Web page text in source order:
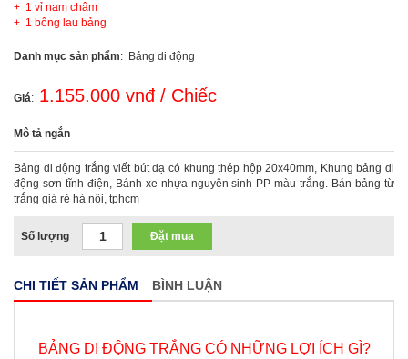
+ 1 vỉ nam châm
+ 1 bông lau bảng
Danh mục sản phẩm: Bảng di động
Giá: 1.155.000 vnđ / Chiếc
Mô tả ngắn
Bảng di động trắng viết bút dạ có khung thép hộp 20x40mm, Khung bảng di
động sơn tĩnh điện, Bánh xe nhựa nguyên sinh PP màu trắng. Bán bảng từ
trắng giá rẻ hà nội, tphcm
Số lượng Đặt mua
CHI TIẾT SẢN PHẨM BÌNH LUẬN
BẢNG DI ĐỘNG TRẮNG CÓ NHỮNG LỢI ÍCH GÌ?